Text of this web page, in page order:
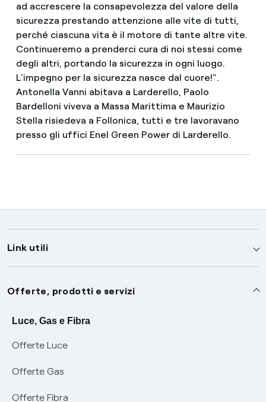
ad accrescere la consapevolezza del valore della
sicurezza prestando attenzione alle vite di tutti,
perché ciascuna vita è il motore di tante altre vite.
Continueremo a prenderci cura di noi stessi come
degli altri, portando la sicurezza in ogni luogo.
L’impegno per la sicurezza nasce dal cuore!”.
Antonella Vanni abitava a Larderello, Paolo
Bardelloni viveva a Massa Marittima e Maurizio
Stella risiedeva a Follonica, tutti e tre lavoravano
presso gli uffici Enel Green Power di Larderello.
Link utili
Assistenza
Avvisi
SOS luce e gas
Conciliazioni e risoluzione delle controversie
Negoziazione paritetica
Servizi
Offerte, prodotti e servizi
Luce, Gas e Fibra
Offerte Luce
Offerte Gas
Offerte Fibra